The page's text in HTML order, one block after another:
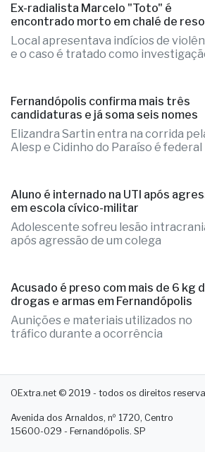
Ex-radialista Marcelo "Toto" é
encontrado morto em chalé de
Local apresentava indícios de
e o caso é tratado como
Fernandópolis confirma mais três
candidaturas e já soma seis nomes
Elizandra Sartin entra na corrida
Alesp e Cidinho do Paraíso é federal
Aluno é internado na UTI após
em escola cívico-militar
Adolescente sofreu lesão
após agressão de um colega
Acusado é preso com mais de 6 kg
drogas e armas em Fernandópolis
Aunições e materiais utilizados no
tráfico durante a ocorrência
OExtra.net © 2019 - todos os direitos
Avenida dos Arnaldos, nº 1720, Centro
15600-029 - Fernandópolis. SP